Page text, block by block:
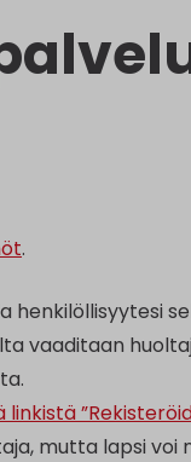
.
henkilöllisyytesi
vaaditaan
mutta lapsi voi